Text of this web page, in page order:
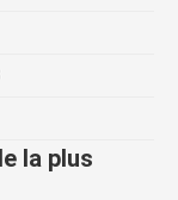
la plus